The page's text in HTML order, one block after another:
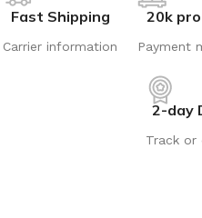
Fast Shipping
Carrier information
20k
Payment
2-day
Track or